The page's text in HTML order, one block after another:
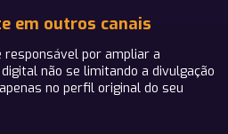
em outros canais
responsável por ampliar a
não se limitando a divulgação
no perfil original do seu